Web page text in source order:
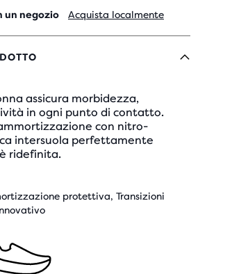
un negozio Acquista localmente
assicura morbidezza,
in ogni punto di contatto.
con nitro-
intersuola perfettamente
ridefinita.
protettiva, Transizioni